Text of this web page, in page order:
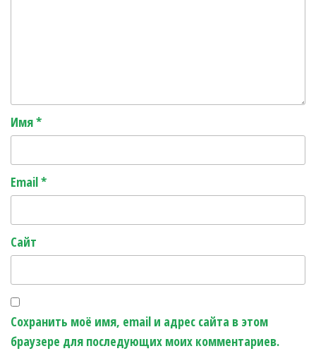
Имя*
Email*
Сайт
Сохранить моё имя, email и адрес сайта в этом
браузере для последующих моих комментариев.